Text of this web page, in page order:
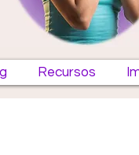
Recursos